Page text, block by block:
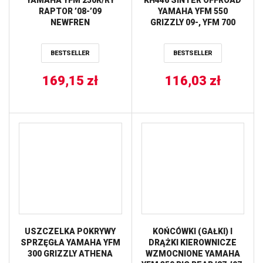
RAPTOR ’08-’09
NEWFREN
BESTSELLER
169,15 zł
YAMAHA YFM 550
GRIZZLY 09-, YFM 700
LUCAS
BESTSELLER
116,03 zł
USZCZELKA POKRYWY
SPRZĘGŁA YAMAHA YFM
300 GRIZZLY ATHENA
KOŃCÓWKI (GAŁKI) I
DRĄŻKI KIEROWNICZE
WZMOCNIONE YAMAHA